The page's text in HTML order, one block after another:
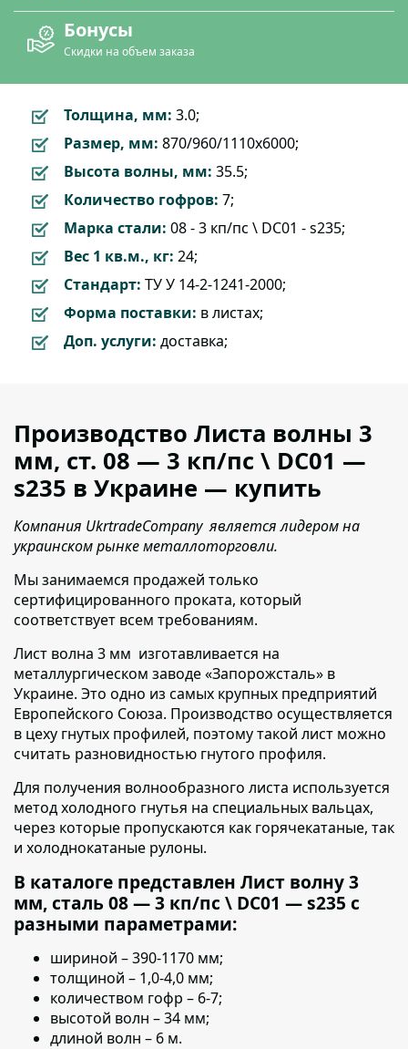
Бонусы
Скидки на объем заказа
Толщина, мм: 3.0;
Размер, мм: 870/960/1110x6000;
Высота волны, мм: 35.5;
Количество гофров: 7;
Марка стали: 08 - 3 кп/пс \ DC01 - s235;
Вес 1 кв.м., кг: 24;
Стандарт: ТУ У 14-2-1241-2000;
Форма поставки: в листах;
Доп. услуги: доставка;
Производство Листа волны 3
мм, ст. 08 — 3 кп/пс \ DC01 —
s235 в Украине — купить
Компания UkrtradeCompany является лидером на
украинском рынке металлоторговли.
Мы занимаемся продажей только
сертифицированного проката, который
соответствует всем требованиям.
Лист волна 3 мм изготавливается на
металлургическом заводе «Запорожсталь» в
Украине. Это одно из самых крупных предприятий
Европейского Союза. Производство осуществляется
в цеху гнутых профилей, поэтому такой лист можно
считать разновидностью гнутого профиля.
Для получения волнообразного листа используется
метод холодного гнутья на специальных вальцах,
через которые пропускаются как горячекатаные, так
и холоднокатаные рулоны.
В каталоге представлен Лист волну 3
мм, сталь 08 — 3 кп/пс \ DC01 — s235 с
разными параметрами:
шириной – 390-1170 мм;
толщиной – 1,0-4,0 мм;
количеством гофр – 6-7;
высотой волн – 34 мм;
длиной волн – 6 м.